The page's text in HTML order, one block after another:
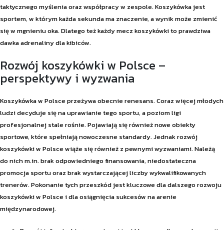
taktycznego myślenia oraz współpracy w zespole. Koszykówka jest
sportem, w którym każda sekunda ma znaczenie, a wynik może zmienić
się w mgnieniu oka. Dlatego też każdy mecz koszykówki to prawdziwa
dawka adrenaliny dla kibiców.
Rozwój koszykówki w Polsce –
perspektywy i wyzwania
Koszykówka w Polsce przeżywa obecnie renesans. Coraz więcej młodych
ludzi decyduje się na uprawianie tego sportu, a poziom ligi
profesjonalnej stale rośnie. Pojawiają się również nowe obiekty
sportowe, które spełniają nowoczesne standardy. Jednak rozwój
koszykówki w Polsce wiąże się również z pewnymi wyzwaniami. Należą
do nich m.in. brak odpowiedniego finansowania, niedostateczna
promocja sportu oraz brak wystarczającej liczby wykwalifikowanych
trenerów. Pokonanie tych przeszkód jest kluczowe dla dalszego rozwoju
koszykówki w Polsce i dla osiągnięcia sukcesów na arenie
międzynarodowej.